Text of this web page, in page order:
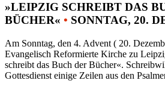
»LEIPZIG SCHREIBT DAS
BÜCHER« • SONNTAG, 20.
Am Sonntag, den 4. Advent ( 20.
Evangelisch Reformierte Kirche zu
schreibt das Buch der Bücher«.
Gottesdienst einige Zeilen aus den